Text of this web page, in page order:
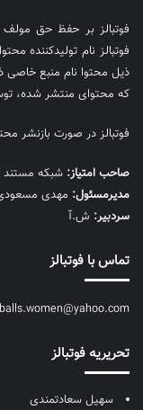
فوتبالز بر حفظ حق
فوتبالز نام تولیدکننده
که محتوای منتشر شده،
فوتبالز در صورت بازنشر
صاحب امتیاز: شبکه مستند
مديرمسئول: مهدی
سردبیر: ش.آ
تماس با فوتبالز
تحریریه فوتبالز
سهیل سعادتمندی